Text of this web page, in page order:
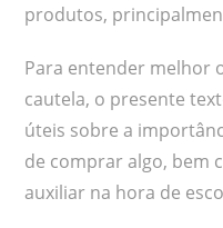
produtos,
Para entender melhor
cautela, o presente
úteis sobre a
de comprar algo, bem
auxiliar na hora de